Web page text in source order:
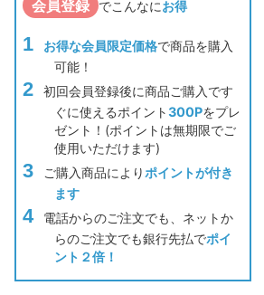
会員登録 でこんなにお得
お得な会員限定価格で商品を購入
可能！
初回会員登録後に商品ご購入です
ぐに使えるポイント300Pをプレ
ゼント！(ポイントは無期限でご
使用いただけます)
ご購入商品によりポイントが付き
ます
電話からのご注文でも、ネットか
らのご注文でも銀行先払でポイ
ント２倍！